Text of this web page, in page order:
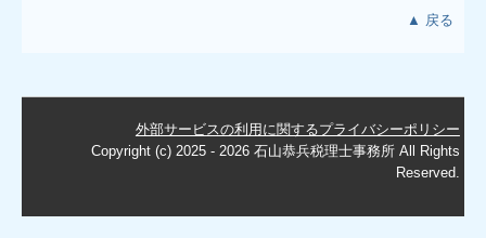
▲ 戻る
外部サービスの利用に関するプライバシーポリシー
Copyright (c) 2025 - 2026 石山恭兵税理士事務所 All Rights
Reserved.